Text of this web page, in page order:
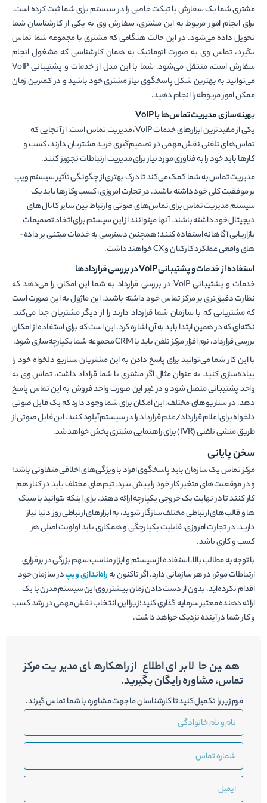
مشتری شما یک سفارش یا تیکت خاصی را در سیستم برای شما ثبت کرده است.
برای انجام امور مربوط به این مشتری، سفارش وی به یکی از کارشناسان شما
تحویل داده می‌شود. در این حالت هنگامی که مشتری با مجموعه شما تماس
بگیرد، تماس وی به صورت اتوماتیک به همان کارشناسی که مشغول انجام
سفارش است، منتقل می‌شود. شما با این مدل از خدمات و پشتیبانی VoIP
می‌توانید به بهترین شکل پاسخگوی نیاز مشتری خود باشید و در کمترین زمان
ممکن امور مربوطه را انجام دهید.
بهینه­‌سازی مدیریت تماس‌ها با VoIP
یکی از مفیدترین ابزارهای خدمات VoIP، مدیریت تماس است. از آنجایی که
تماس­‌های تلفنی نقش مهمی در تصمیم‌­گیری خرید مشتریان دارند، کسب و
کارها باید خود را به فناوری مورد نیاز برای مدیریت ارتباطات تجهیز کنند.
مدیریت تماس به شما کمک می‌کند تا درک بهتری از چگونگی تأثیر سیستم ویپ
بر موفقیت کلی خود داشته باشید. در تجارت امروزی، کسب‌وکارها باید یک
سیستم مدیریت تماس برای تماس‌های صوتی و ارتباط بین سایر کانال‌های
دیجیتال خود داشته باشند. آن­ها می­توانند از این سیستم برای اتخاذ تصمیمات
بازاریابی آگاهانه استفاده کنند؛ همچنین دسترسی به خدمات مبتنی بر داده‌­
های واقعی عملکرد کارکنان و CX خواهند داشت.
استفاده از خدمات و پشتیبانیVoIPدر بررسی قراردادها
خدمات و پشتیبانی VoIP در بررسی قرارداد به شما این امکان را می‌دهد که
نظارت دقیق‌تری بر مرکز تماس خود داشته باشید. این ماژول به این صورت است
که مشتریانی که با سازمان شما قرارداد دارند را از دیگر مشتریان جدا می‌کند.
نکته‌ای که در همین ابتدا باید به آن اشاره کرد، این است که برای استفاده از امکان
بررسی قرارداد، نرم افزار مرکز تلفن باید با CRM مجموعه شما یکپارچه‌سازی شود.
با این کار شما می‌توانید برای پاسخ دادن به این مشتریان سناریو دلخواه خود را
پیاده‌سازی کنید. به عنوان مثال اگر مشتری با شما قراداد داشت، تماس وی به
واحد پشتیبانی متصل شود و در غیر این صورت واحد فروش به این تماس پاسخ
دهد. در سناریوهای مختلف، این امکان برای شما وجود دارد که یک فایل صوتی
دلخواه برای اعلام قرارداد/عدم قرارداد را در سیستم آپلود کنید. این فایل صوتی از
طریق منشی تلفنی (IVR) برای راهنمایی مشتری پخش خواهد شد.
سخن پایانی
مرکز تماس یک سازمان باید پاسخگوی افراد با ویژگی­‌های اخلاقی متفاوتی باشد؛
و در موقعیت‌های متغیر کار خود را پیش ببرد. تیم‌های مختلف باید در کنار هم
کار کنند تا در نهایت یک خروجی یکپارچه ارائه دهند. برای این­که بتوانید با سبک­‌
ها و قالب­‌های ارتباطی مختلف سازگار شوید، به ابزارهای ارتباطی روز دنیا نیاز
دارید. در تجارت امروزی، قابلیت یکپارچگی و همکاری باید اولویت اصلی هر
کسب و کاری باشد.
با توجه به مطالب بالا، استفاده از سیستم و ابزار مناسب سهم بزرگی در برقراری
ارتباطات موثر، در هر سازمانی دارد. اگر تاکنون بهراه‌اندازی ویپدر سازمان خود
اقدام نکرده‌­اید، بدون از دست دادن زمان بیشتر روی این سیستم مدرن با یک
ارائه دهنده معتبر سرمایه گذاری کنید؛ زیرا این انتخاب نقش مهمی در رشد کسب
و کار شما در آینده نزدیک خواهد داشت.
همین حالا برای اطلاع از راهکارهای مدیریت مرکز
تماس، مشاوره رایگان بگیرید.
فرم زیر را تکمیل کنید تا کارشناسان ما جهت مشاوره با شما تماس گیرند.
نام
نام
خانوادگی
شماره
ایمیل